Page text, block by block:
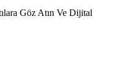
Göz Atın Ve Dijital